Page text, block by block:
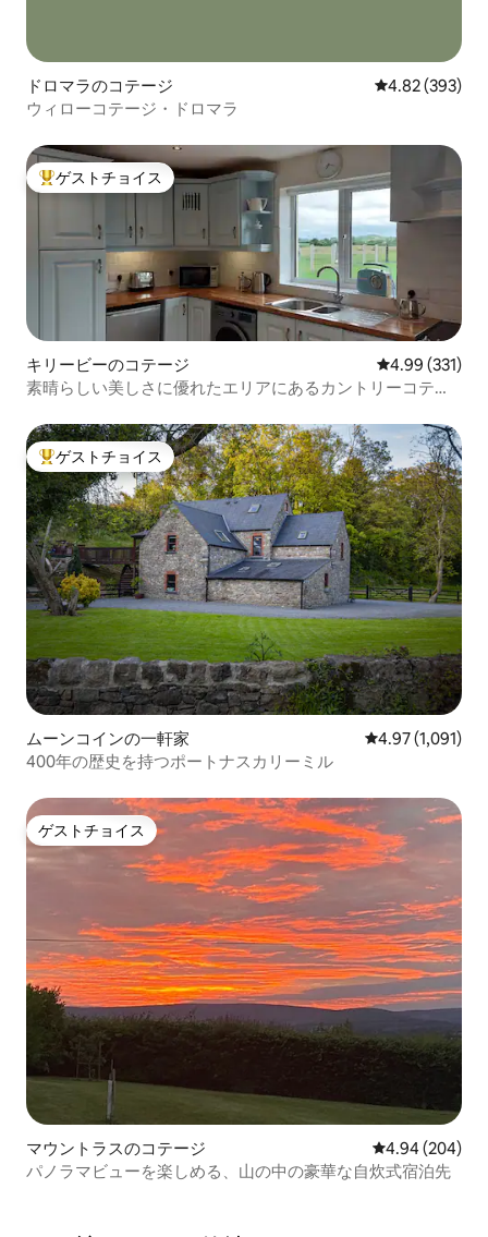
ドロマラのコテージ レビュー393
4.82 (393)
ウィローコテージ・ドロマラ
大好評のゲストチョイスです。
ゲストチョイス
キリービーのコテージ レビュー331
4.99 (331)
素晴らしい美しさに優れたエリアにあるカントリーコテー
大好評のゲストチョイスです。
ゲストチョイス
ムーンコインの一軒家 レビュー1,091
4.97 (1,091)
400年の歴史を持つポートナスカリーミル
ゲストチョイス
ゲストチョイス
マウントラスのコテージ レビュー204
4.94 (204)
パノラマビューを楽しめる、山の中の豪華な自炊式宿泊先